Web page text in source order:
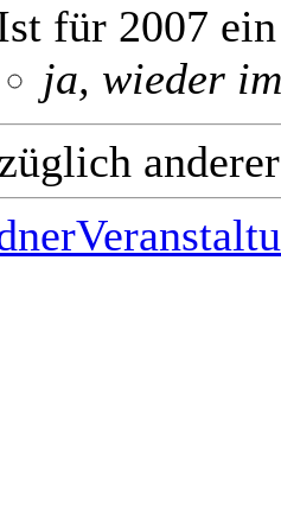
für 2007
ja, wieder